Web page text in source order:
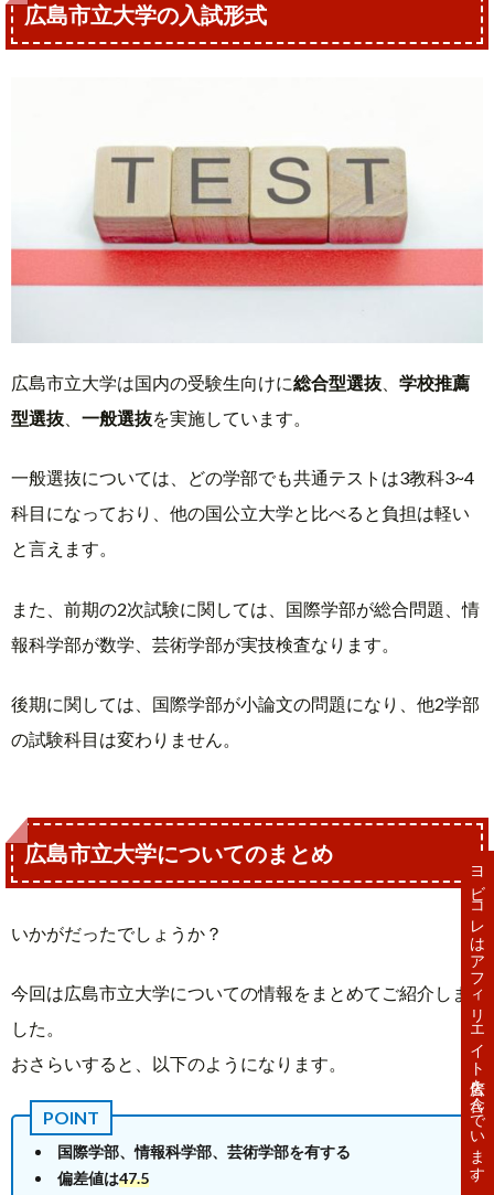
広島市立大学の入試形式
広島市立大学は国内の受験生向けに総合型選抜
学校推薦
型選抜
一般選抜を実施しています。
一般選抜については、どの学部でも共通テストは3教科3~4
科目になっており、他の国公立大学と比べると負担は軽い
と言えます。
また、前期の2次試験に関しては、国際学部が総合問題、情
報科学部が数学、芸術学部が実技検査なります。
後期に関しては、国際学部が小論文の問題になり、他2学部
の試験科目は変わりません。
広島市立大学についてのまとめ
いかがだったでしょうか？
今回は広島市立大学についての情報をまとめてご紹介しま
した。
おさらいすると、以下のようになります。
国際学部、情報科学部、芸術学部を有する
偏差値は47.5 ヨビコレはアフィリエイト広告を含んでいます。